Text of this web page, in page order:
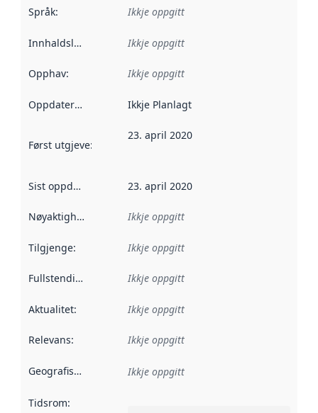
Språk: Ikkje oppgitt
Innhaldsleverandørar :
Ikkje oppgitt
Opphav: Ikkje oppgitt
Oppdateringsfrekvens :
Ikkje Planlagt
Først utgjeve: Denne datoen seier når dataa i dette
23. april 2020
Sist oppdatert 23. april 2020
Nøyaktigheit Ikkje oppgitt
Tilgjenge: Ikkje oppgitt
Fullstendigheit Ikkje oppgitt
Aktualitet: Ikkje oppgitt
Relevans: Ikkje oppgitt
Geografisk område Ikkje oppgitt
Tidsrom: